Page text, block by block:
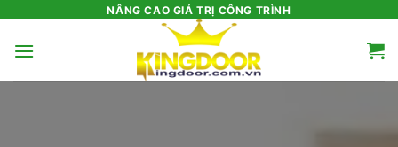
nội
NÂNG CAO GIÁ TRỊ CÔNG TRÌNH